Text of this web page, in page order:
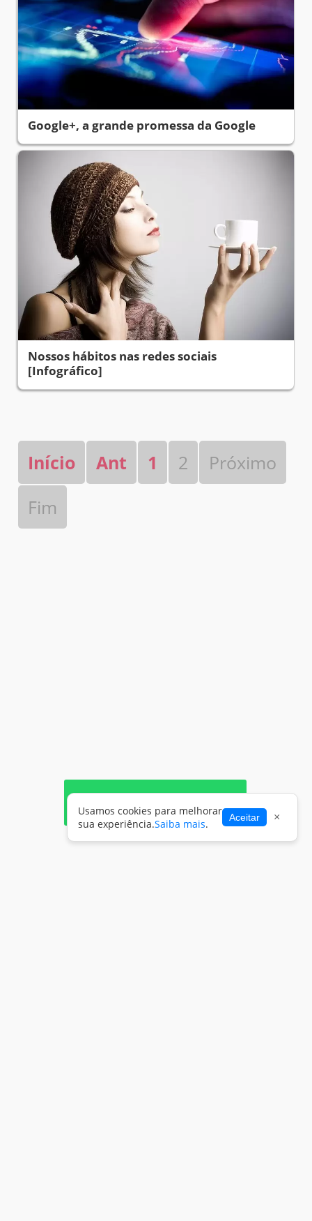
Google+, a grande promessa da Google
Nossos hábitos nas redes sociais
[Infográfico]
Início Ant 1 2
Próximo
Fim
Share WhatsApp
Usamos cookies para melhorar
sua experiência.Saiba mais. Aceitar ×